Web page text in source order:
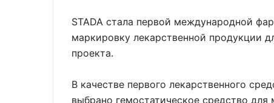
STADA стала первой международной
маркировку лекарственной продукции
проекта.
В качестве первого лекарственного
выбрано гемостатическое средство